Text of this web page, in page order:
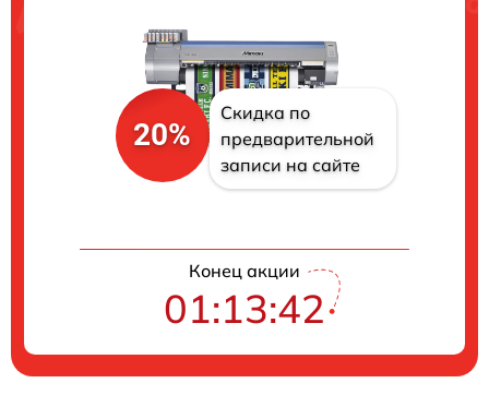
20%
Скидка по
предварительной
записи на сайте
Конец акции
01:13:41